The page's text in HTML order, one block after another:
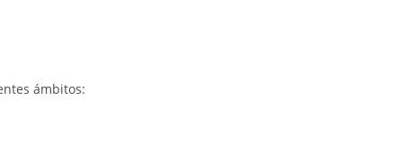
ámbitos: